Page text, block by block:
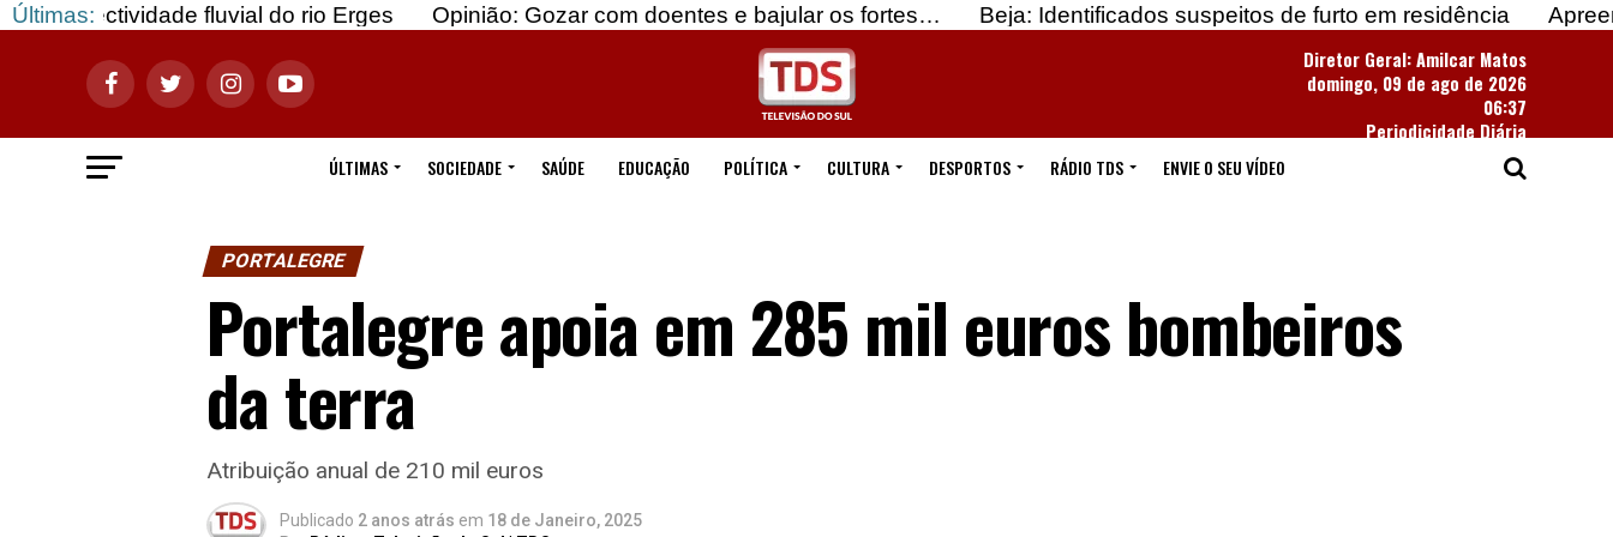
Últimas:fluvial do rio Erges Opinião: Gozar com doentes e bajular os fortes… Beja: Identificados suspeitos de furto em residência
Apreendidas
Diretor Geral: Amilcar Matos
domingo, 09 de ago de 2026
06:37
Periodicidade Diária
ÚLTIMAS
SOCIEDADE SAÚDE EDUCAÇÃO POLÍTICA CULTURA DESPORTOS RÁDIO TDS ENVIE O SEU VÍDEO
PORTALEGRE
Portalegre apoia em 285 mil euros bombeiros
da terra
Atribuição anual de 210 mil euros
Publicado 2 anos atrás em 18 de Janeiro, 2025